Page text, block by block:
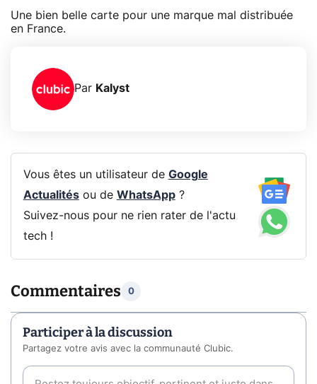
Une bien belle carte pour une marque mal distribuée
en France.
Par Kalyst
Vous êtes un utilisateur de Google
Actualitésou de WhatsApp?
Suivez-nous pour ne rien rater de l'actu
tech !
Commentaires 0
Participer à la discussion
Partagez votre avis avec la communauté Clubic.